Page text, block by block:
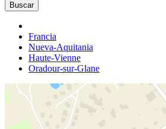
Buscar
Francia
Nueva-Aquitania
Haute-Vienne
Oradour-sur-Glane